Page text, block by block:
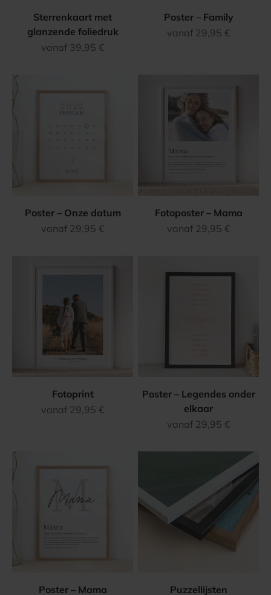
Sterrenkaart met
glanzende foliedruk
Aanbiedingsprijs
vanaf 39,95 €
Poster – Family
Aanbiedingsprijs
vanaf 29,95 €
Poster – Onze datum
Aanbiedingsprijs
vanaf 29,95 €
Fotoposter – Mama
Aanbiedingsprijs
vanaf 29,95 €
Fotoprint
Aanbiedingsprijs
vanaf 29,95 €
Poster – Legendes onder
elkaar
Aanbiedingsprijs
vanaf 29,95 €
Poster – Mama Puzzellijsten